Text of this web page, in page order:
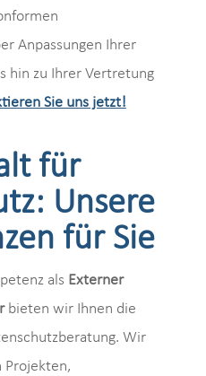
Anpassungen Ihrer
hin zu Ihrer Vertretung
Sie uns jetzt!
für
Unsere
für Sie
als Externer
bieten wir Ihnen die
Wir
Projekten,